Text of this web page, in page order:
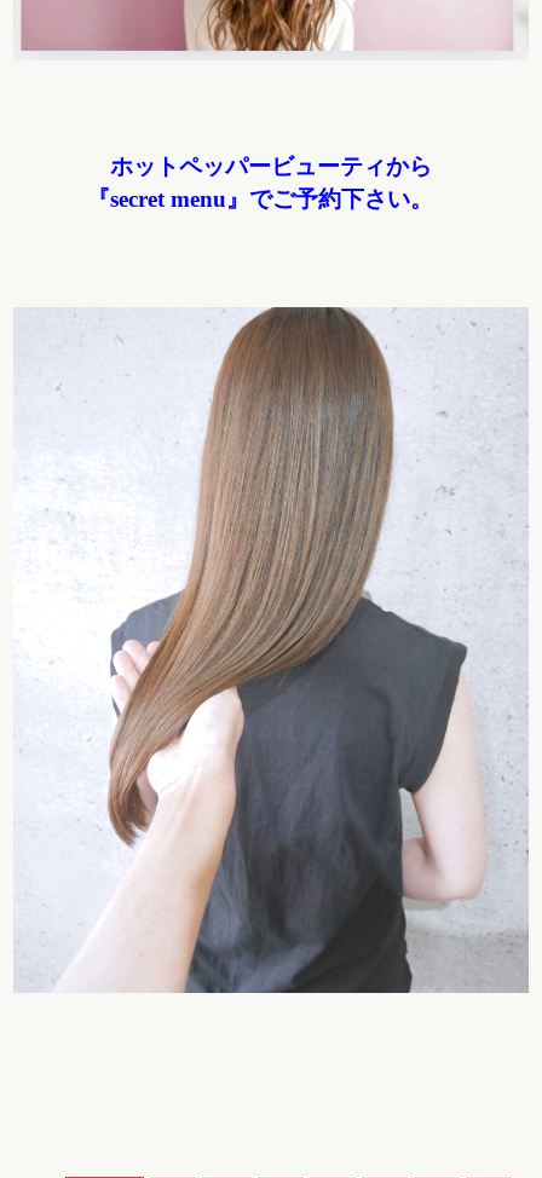
ホットペッパービューティから
『secret menu』でご予約下さい。